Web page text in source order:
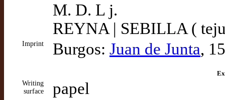
M. D. L j.
REYNA | SEBILLA (
Imprint Burgos: Juan de Junta,
Writing
surface
papel